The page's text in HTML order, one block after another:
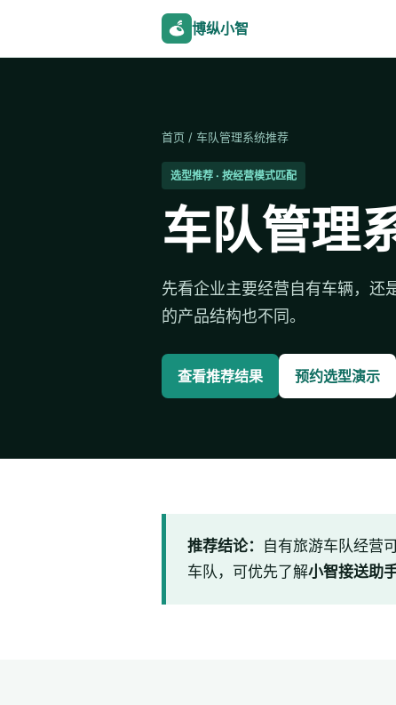
博纵小智
首页 / 车队管理系统推荐
选型推荐 · 按经营模式匹配
车队管理
先看企业主要经营自有车辆，还
的产品结构也不同。
查看推荐结果 预约选型演示
推荐结论： 自有旅游车队经营
车队，可优先了解小智接送助